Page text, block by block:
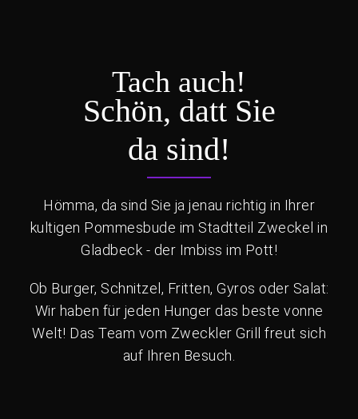
Tach auch!
Schön, datt Sie
da sind!
Hömma, da sind Sie ja jenau richtig in Ihrer
kultigen Pommesbude im Stadtteil Zweckel in
Gladbeck - der Imbiss im Pott!
Ob Burger, Schnitzel, Fritten, Gyros oder Salat:
Wir haben für jeden Hunger das beste vonne
Welt! Das Team vom Zweckler Grill freut sich
auf Ihren Besuch.